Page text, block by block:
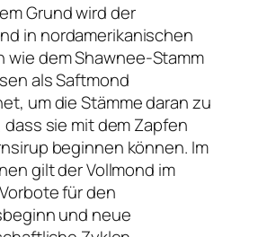
Grund wird der
in nordamerikanischen
wie dem Shawnee-Stamm
als Saftmond
um die Stämme daran zu
sie mit dem Zapfen
beginnen können. Im
gilt der Vollmond im
für den
und neue